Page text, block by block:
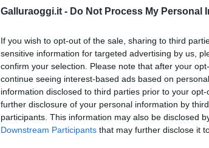
Galluraoggi.it - Do Not Process My Personal
If you wish to opt-out of the sale, sharing to third
sensitive information for targeted advertising by us,
confirm your selection. Please note that after your
continue seeing interest-based ads based on
information disclosed to third parties prior to your
further disclosure of your personal information by
participants. This information may also be disclosed
Downstream Participants that may further disclose it
ORA